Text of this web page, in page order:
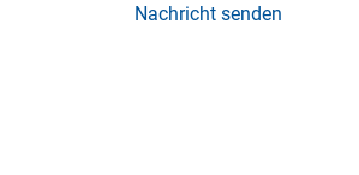
Nachricht senden